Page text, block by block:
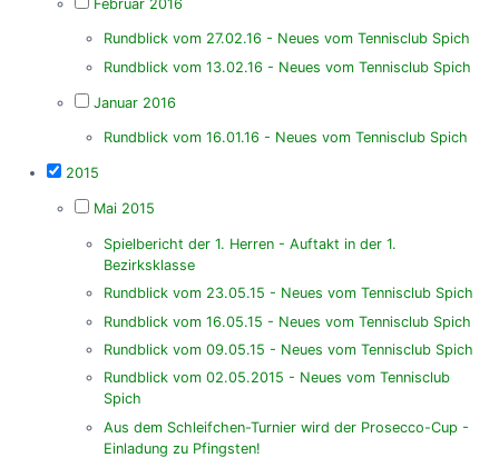
Februar 2016
Rundblick vom 27.02.16 - Neues vom Tennisclub Spich
Rundblick vom 13.02.16 - Neues vom Tennisclub Spich
Januar 2016
Rundblick vom 16.01.16 - Neues vom Tennisclub Spich
2015
Mai 2015
Spielbericht der 1. Herren - Auftakt in der 1.
Bezirksklasse
Rundblick vom 23.05.15 - Neues vom Tennisclub Spich
Rundblick vom 16.05.15 - Neues vom Tennisclub Spich
Rundblick vom 09.05.15 - Neues vom Tennisclub Spich
Rundblick vom 02.05.2015 - Neues vom Tennisclub
Spich
Aus dem Schleifchen-Turnier wird der Prosecco-Cup -
Einladung zu Pfingsten!